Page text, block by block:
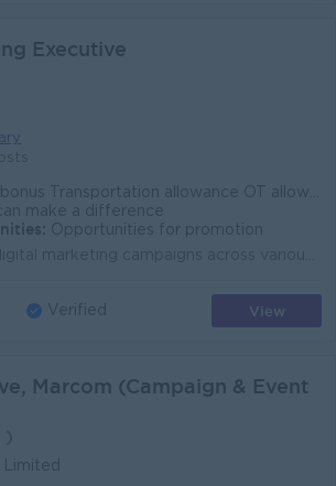
Executive
Transportation allowance OT allowance Sale incentive
make a difference
Opportunities for promotion
Verified View
Marcom (Campaign & Event
Limited